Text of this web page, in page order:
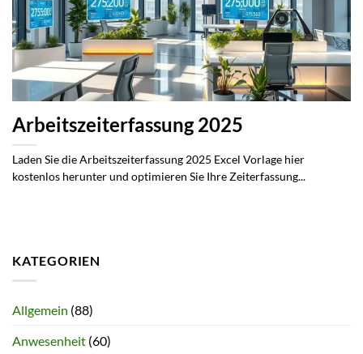
Arbeitszeiterfassung 2025
Laden Sie die Arbeitszeiterfassung 2025 Excel Vorlage hier
kostenlos herunter und optimieren Sie Ihre Zeiterfassung...
KATEGORIEN
Allgemein (88)
Anwesenheit (60)